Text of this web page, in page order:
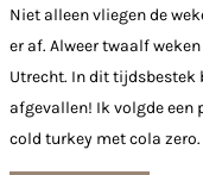
Niet alleen vliegen de
er af. Alweer twaalf
Utrecht. In dit
afgevallen! Ik volgde
cold turkey met cola zero.